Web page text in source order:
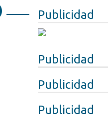
Publicidad
Publicidad
Publicidad
Publicidad